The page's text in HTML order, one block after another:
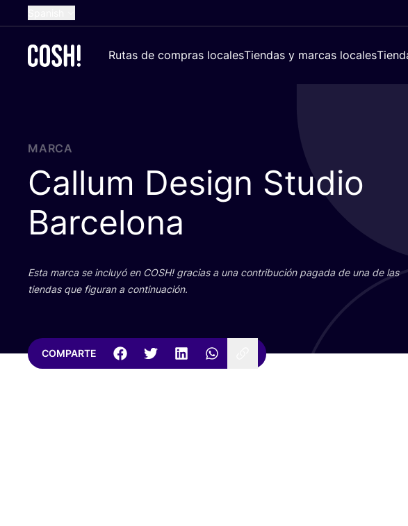
Dutch
Croatian
Rutas de compras localesTiendas y marcas locales
MARCA
Callum Design Studio
Barcelona
Esta mar­ca se inclu­yó en COSH! gra­cias a una con­tri­bu­ción paga­da de una de las
tien­das que figu­ran a continuación.
COMPARTE